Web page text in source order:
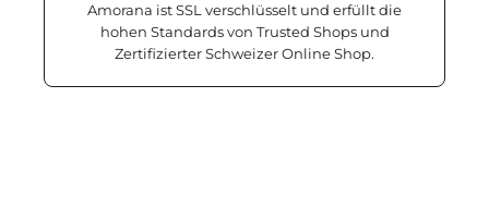
Amorana ist SSL verschlüsselt und erfüllt die
hohen Standards von Trusted Shops und
Zertifizierter Schweizer Online Shop.